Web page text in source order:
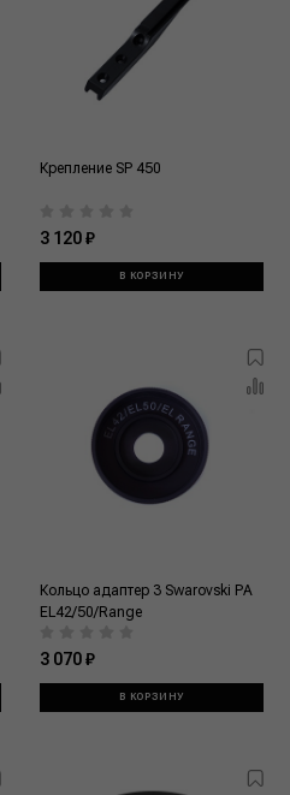
Крепление SP 450
3 120 ₽
В КОРЗИНУ
Кольцо адаптер 3 Swarovski PA
EL42/50/Range
3 070 ₽
В КОРЗИНУ